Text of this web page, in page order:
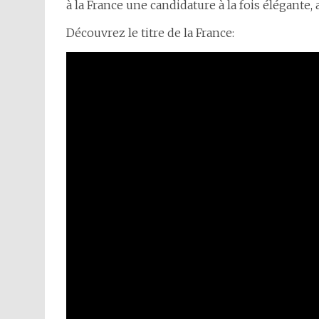
à la France une candidature à la fois élégante,
Découvrez le titre de la France: